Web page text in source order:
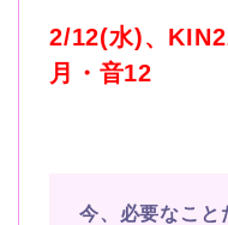
2/12(水)、
月・音12
今、必要なこと